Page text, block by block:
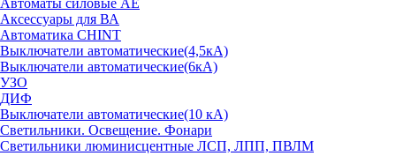
Автоматы силовые АЕ
Аксессуары для ВА
Автоматика CHINT
Выключатели автоматические(4,5кА)
Выключатели автоматические(6кА)
УЗО
ДИФ
Выключатели автоматические(10 кА)
Светильники. Освещение. Фонари
Светильники люминисцентные ЛСП, ЛПП, ПВЛМ